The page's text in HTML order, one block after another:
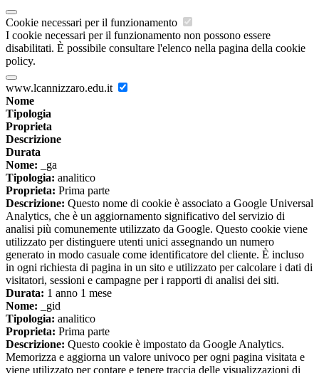
Cookie necessari per il funzionamento
I cookie necessari per il funzionamento non possono essere
disabilitati. È possibile consultare l'elenco nella pagina della cookie
policy.
www.lcannizzaro.edu.it
Nome
Tipologia
Proprieta
Descrizione
Durata
Nome: _ga
Tipologia: analitico
Proprieta: Prima parte
Descrizione: Questo nome di cookie è associato a Google Universal
Analytics, che è un aggiornamento significativo del servizio di
analisi più comunemente utilizzato da Google. Questo cookie viene
utilizzato per distinguere utenti unici assegnando un numero
generato in modo casuale come identificatore del cliente. È incluso
in ogni richiesta di pagina in un sito e utilizzato per calcolare i dati di
visitatori, sessioni e campagne per i rapporti di analisi dei siti.
Durata: 1 anno 1 mese
Nome: _gid
Tipologia: analitico
Proprieta: Prima parte
Descrizione: Questo cookie è impostato da Google Analytics.
Memorizza e aggiorna un valore univoco per ogni pagina visitata e
viene utilizzato per contare e tenere traccia delle visualizzazioni di